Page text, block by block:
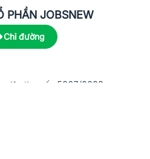
PHẦN JOBSNEW
Chỉ đường
việc làm số:
5867/2023